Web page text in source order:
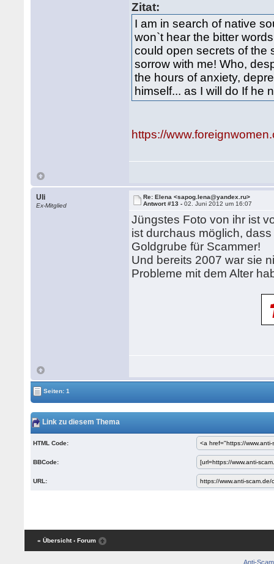
Zitat:
I am in search of native
won`t hear the bitter
could open secrets of the
sorrow with me! Who,
the hours of anxiety,
himself... as I will do If he
https://
Uli
Ex-Mitglied
Re: Elena <sapog.lena@yandex.ru>
Antwort #13 -02. Juni 2012 um 16:07
Jüngstes Foto von ihr ist
ist durchaus möglich,
Goldgrube für Scammer!
Und bereits 2007 war sie
Probleme mit dem Alter
Seiten: 1
Link zu diesem Thema
HTML Code:
BBCode:
URL:
« Übersicht ‹ Forum
Anti-Scam